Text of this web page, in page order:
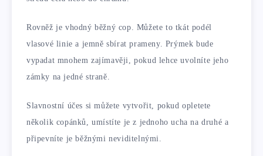
Rovněž je vhodný běžný cop. Můžete to tkát podél
vlasové linie a jemně sbírat prameny. Prýmek bude
vypadat mnohem zajímavěji, pokud lehce uvolníte jeho
zámky na jedné straně.
Slavnostní účes si můžete vytvořit, pokud opletete
několik copánků, umístíte je z jednoho ucha na druhé a
připevníte je běžnými neviditelnými.